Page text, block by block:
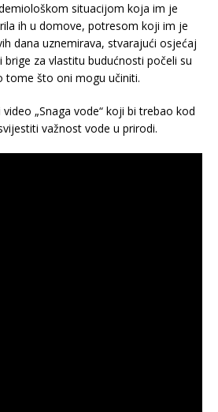
situacijom koja im je
ih u domove, potresom koji im je
dana uznemirava, stvarajući osjećaj
za vlastitu budućnosti počeli su
tome što oni mogu učiniti.
„Snaga vode“ koji bi trebao kod
važnost vode u prirodi.